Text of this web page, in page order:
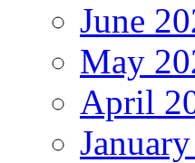
June
May
April